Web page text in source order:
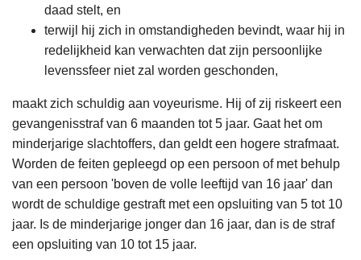
daad stelt, en
terwijl hij zich in omstandigheden bevindt, waar hij in
redelijkheid kan verwachten dat zijn persoonlijke
levenssfeer niet zal worden geschonden,
maakt zich schuldig aan voyeurisme. Hij of zij riskeert een
gevangenisstraf van 6 maanden tot 5 jaar. Gaat het om
minderjarige slachtoffers, dan geldt een hogere strafmaat.
Worden de feiten gepleegd op een persoon of met behulp
van een persoon 'boven de volle leeftijd van 16 jaar' dan
wordt de schuldige gestraft met een opsluiting van 5 tot 10
jaar. Is de minderjarige jonger dan 16 jaar, dan is de straf
een opsluiting van 10 tot 15 jaar.